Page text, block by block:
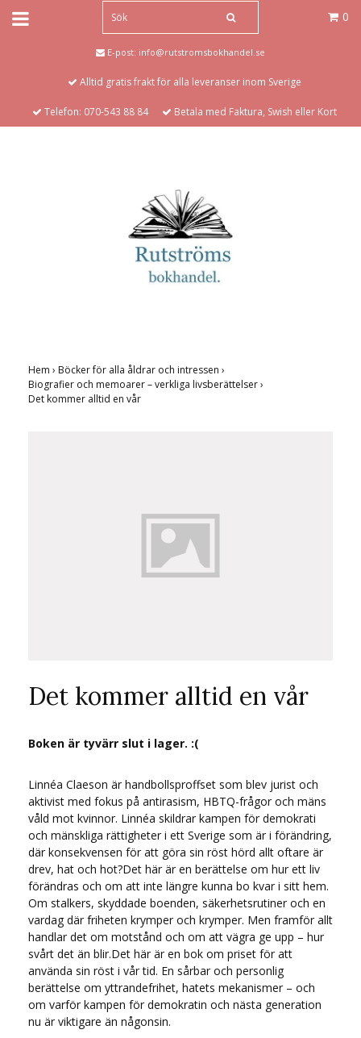
0
E-post: info@rutstromsbokhandel.se
Alltid gratis frakt för alla leveranser inom Sverige
Telefon: 070-543 88 84 Betala med Faktura, Swish eller Kort
Hem › Böcker för alla åldrar och intressen ›
Biografier och memoarer – verkliga livsberättelser›
Det kommer alltid en vår
Det kommer alltid en vår
Boken är tyvärr slut i lager. :(
Linnéa Claeson är handbollsproffset som blev jurist och
aktivist med fokus på antirasism, HBTQ-frågor och mäns
våld mot kvinnor. Linnéa skildrar kampen för demokrati
och mänskliga rättigheter i ett Sverige som är i förändring,
där konsekvensen för att göra sin röst hörd allt oftare är
drev, hat och hot?Det här är en berättelse om hur ett liv
förändras och om att inte längre kunna bo kvar i sitt hem.
Om stalkers, skyddade boenden, säkerhetsrutiner och en
vardag där friheten krymper och krymper. Men framför allt
handlar det om motstånd och om att vägra ge upp – hur
svårt det än blir.Det här är en bok om priset för att
använda sin röst i vår tid. En sårbar och personlig
berättelse om yttrandefrihet, hatets mekanismer – och
om varför kampen för demokratin och nästa generation
nu är viktigare än någonsin.